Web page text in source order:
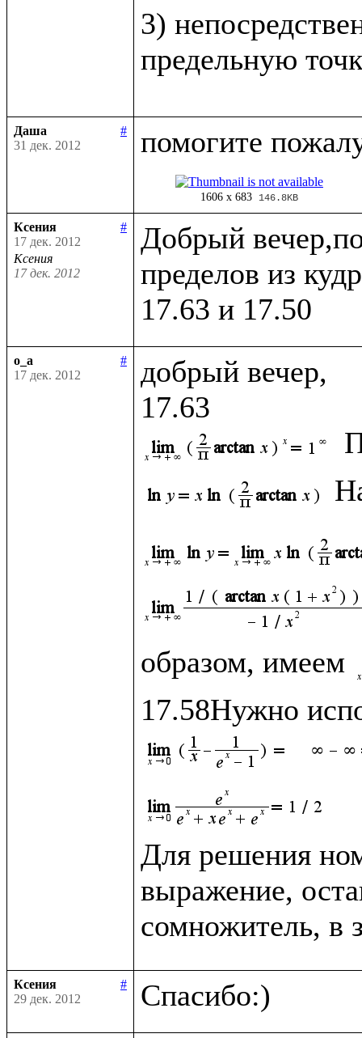
3)
предельную
Даша
#
31 дек. 2012
1606 x 683 146.8KB
Ксения
#
17 дек. 2012
Ксения
17 дек. 2012
Добрый
пределов из
o_a
#
17 дек. 2012
добрый вечер,
образом, имеем
Для решения
выражение,
сомножитель, в
Ксения
#
29 дек. 2012